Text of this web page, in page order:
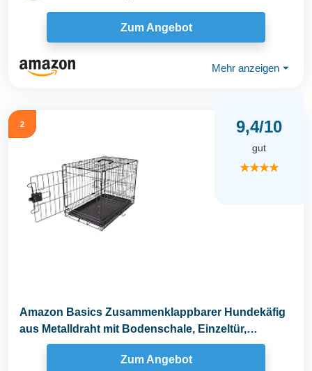
Zum Angebot
Mehr anzeigen ⏷
2 9,4/10
gut
★★★★
Amazon Basics Zusammenklappbarer Hundekäfig
aus Metalldraht mit Bodenschale, Einzeltür,
Schwarz, L...
Zum Angebot